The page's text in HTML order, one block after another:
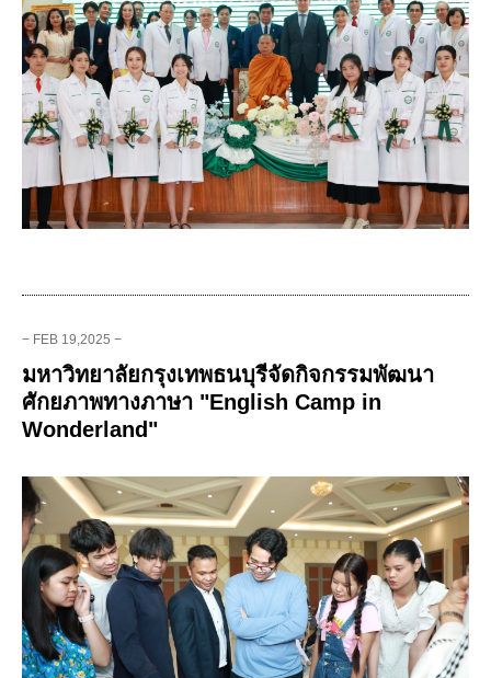
− FEB 19,2025 −
มหาวิทยาลัยกรุงเทพธนบุรีจัดกิจกรรมพัฒนา
ศักยภาพทางภาษา "English Camp in
Wonderland"